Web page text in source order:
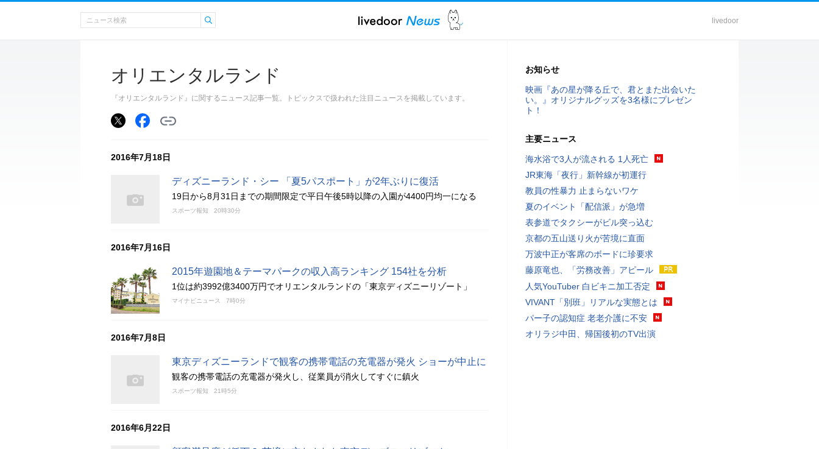
livedoor
オリエンタルランド
『オリエンタルランド』に関するニュース記事一覧。トピックスで扱われた注目ニュースを掲載しています。
2016年7月18日
ディズニーランド・シー 「夏5パスポート」が2年ぶりに復活
19日から8月31日までの期間限定で平日午後5時以降の入園が4400円均一になる
スポーツ報知 20時30分
2016年7月16日
2015年遊園地＆テーマパークの収入高ランキング 154社を分析
1位は約3992億3400万円でオリエンタルランドの「東京ディズニーリゾート」
マイナビニュース 7時0分
2016年7月8日
東京ディズニーランドで観客の携帯電話の充電器が発火 ショーが中止に
観客の携帯電話の充電器が発火し、従業員が消火してすぐに鎮火
スポーツ報知 21時5分
2016年6月22日
お知らせ
映画『あの星が降る丘で、君とまた出会いた
い。』オリジナルグッズを3名様にプレゼン
ト！
主要ニュース
海水浴で3人が流される 1人死亡
JR東海「夜行」新幹線が初運行
教員の性暴力 止まらないワケ
夏のイベント「配信派」が急増
表参道でタクシーがビル突っ込む
京都の五山送り火が苦境に直面
万波中正が客席のボードに珍要求
藤原竜也、「労務改善」アピール
人気YouTuber 白ビキニ加工否定
VIVANT「別班」リアルな実態とは
パー子の認知症 老老介護に不安
オリラジ中田、帰国後初のTV出演